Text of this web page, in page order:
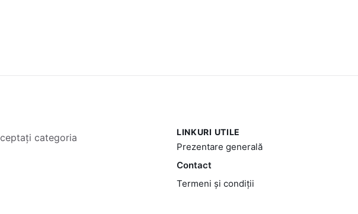
LINKURI UTILE
Prezentare generală
Contact
Termeni și condiții